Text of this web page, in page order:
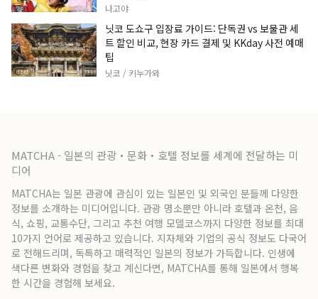
나고야
닛코 도쇼구 입장료 가이드: 단독권 vs 보물관 세
트 할인 비교, 현장 카드 결제 및 KKday 사전 예매
팁
닛코 / 키누가와
MATCHA - 일본의 관광・문화・호텔 정보를 세계에 전달하는 미
디어
MATCHA는 일본 관광에 관심이 있는 일본인 및 외국인 분들께 다양한
정보를 소개하는 미디어입니다. 관광 명소뿐만 아니라 호텔과 온천, 음
식, 쇼핑, 교통수단, 그리고 추천 여행 모델코스까지 다양한 정보를 최대
10가지 언어로 제공하고 있습니다. 지자체와 기업의 공식 정보도 다국어
로 전해드리며, 독특하고 매력적인 일본의 정보가 가득합니다. 인생에
색다른 변화와 경험을 찾고 계신다면, MATCHA를 통해 일본에서 행복
한 시간을 경험해 보세요.